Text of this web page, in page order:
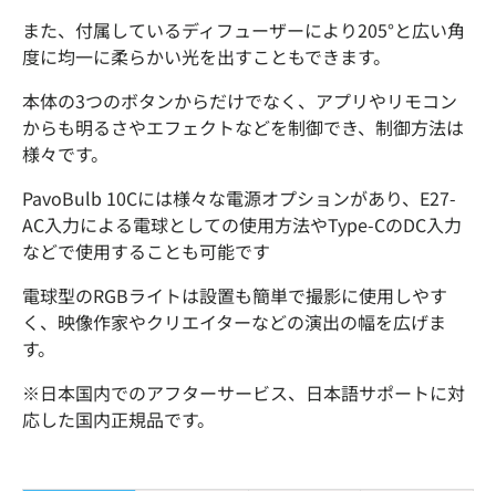
また、付属しているディフューザーにより205°と広い角
度に均一に柔らかい光を出すこともできます。
本体の3つのボタンからだけでなく、アプリやリモコン
からも明るさやエフェクトなどを制御でき、制御方法は
様々です。
PavoBulb 10Cには様々な電源オプションがあり、E27-
AC入力による電球としての使用方法やType-CのDC入力
などで使用することも可能です
電球型のRGBライトは設置も簡単で撮影に使用しやす
く、映像作家やクリエイターなどの演出の幅を広げま
す。
※日本国内でのアフターサービス、日本語サポートに対
応した国内正規品です。